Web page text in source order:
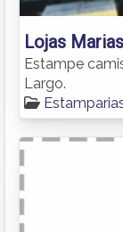
Lojas Marias
Estampe
Largo.